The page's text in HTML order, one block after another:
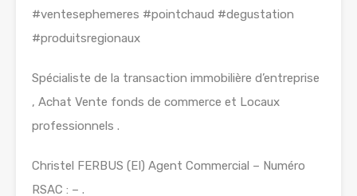
#ventesephemeres #pointchaud #degustation
#produitsregionaux
Spécialiste de la transaction immobilière d’entreprise
, Achat Vente fonds de commerce et Locaux
professionnels .
Christel FERBUS (EI) Agent Commercial – Numéro
RSAC : – .